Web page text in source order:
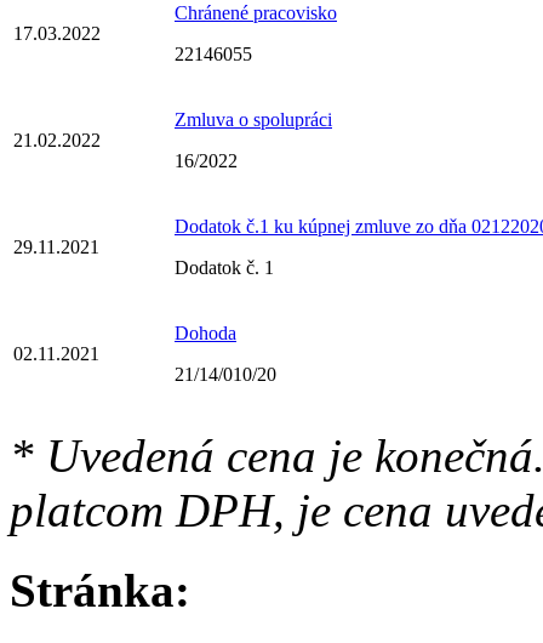
17.03.2022
Chránené pracovisko
22146055
21.02.2022
Zmluva o spolupráci
16/2022
29.11.2021
Dodatok č.1 ku kúpnej zmluve zo dňa
Dodatok č. 1
02.11.2021
Dohoda
21/14/010/20
* Uvedená cena je
platcom DPH, je cena
Stránka: